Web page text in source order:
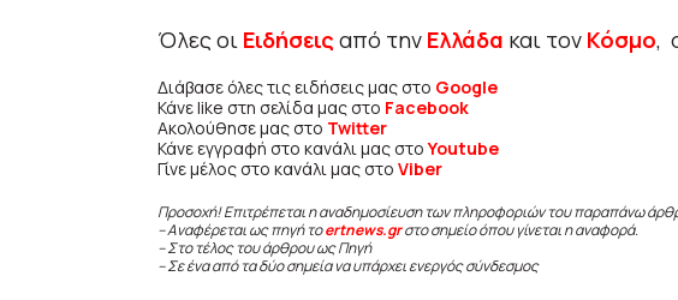
Όλες οι Ειδήσεις από την Ελλάδα και τον Κόσμο,
Διάβασε όλες τις ειδήσεις μας στο Google
Κάνε like στη σελίδα μας στο Facebook
Ακολούθησε μας στο Twitter
Κάνε εγγραφή στο κανάλι μας στοYoutube
Γίνε μέλος στο κανάλι μας στο Viber
Προσοχή! Επιτρέπεται η αναδημοσίευση των πληροφοριών του παραπάνω
– Αναφέρεται ως πηγή τοertnews.gr στο σημείο όπου γίνεται η αναφορά.
– Στο τέλος του άρθρου ως Πηγή
– Σε ένα από τα δύο σημεία να υπάρχει ενεργός σύνδεσμος